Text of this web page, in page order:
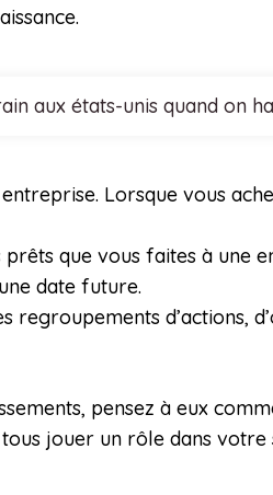
aux états-unis quand on
Lorsque vous
que vous faites à une
date future.
regroupements d’actions,
pensez à eux
jouer un rôle dans votre